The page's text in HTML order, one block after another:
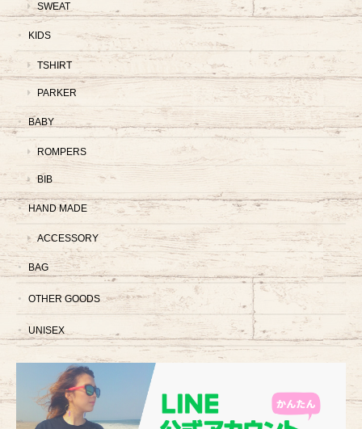
SWEAT
KIDS
TSHIRT
PARKER
BABY
ROMPERS
BIB
HAND MADE
ACCESSORY
BAG
OTHER GOODS
UNISEX